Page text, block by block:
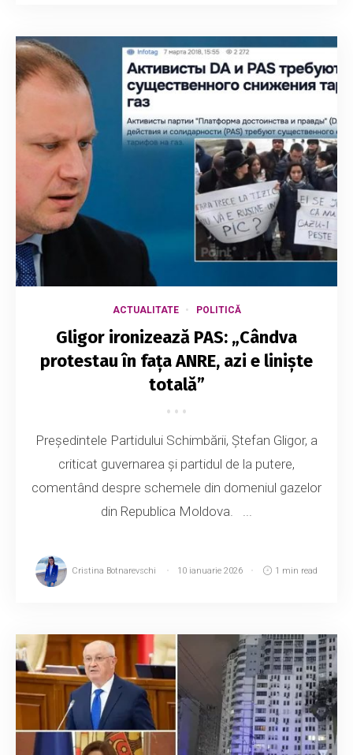
ACTUALITATE POLITICĂ
Gligor ironizează PAS: „Cândva
protestau în fața ANRE, azi e liniște
totală”
Președintele Partidului Schimbării, Ștefan Gligor, a
criticat guvernarea și partidul de la putere,
comentând despre schemele din domeniul gazelor
din Republica Moldova. ...
Cristina Botnarevschi 10 ianuarie 2026 1 min read